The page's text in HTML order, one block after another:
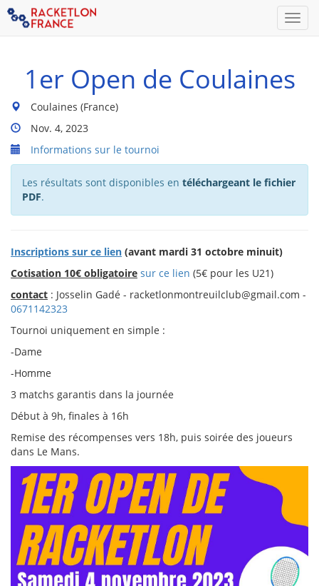
Menu
1er Open de Coulaines
Lieu
du
tournoi
:
Coulaines (France)
Dates
Du
Tournoi
:
Nov. 4, 2023
Informations sur le tournoi
Les résultats sont disponibles en téléchargeant le fichier
PDF.
Inscriptions sur ce lien (avant mardi 31 octobre minuit)
Cotisation 10€ obligatoire sur ce lien (5€ pour les U21)
contact : Josselin Gadé - racketlonmontreuilclub@gmail.com -
0671142323
Tournoi uniquement en simple :
-Dame
-Homme
3 matchs garantis dans la journée
Début à 9h, finales à 16h
Remise des récompenses vers 18h, puis soirée des joueurs
dans Le Mans.